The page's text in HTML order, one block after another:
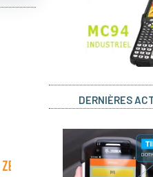
ZEBRA
- EC500K-
ZEBRA-
DERNIÈRES